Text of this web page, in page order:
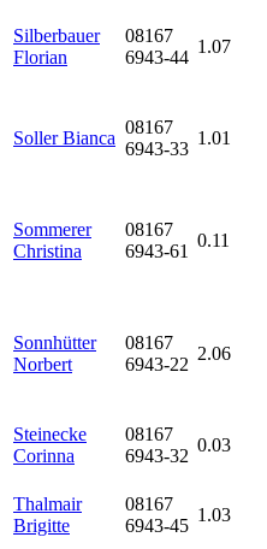
Silberbauer
Florian
08167
6943-44
1.07
Soller Bianca
08167
6943-33
1.01
Sommerer
Christina
08167
6943-61
0.11
Sonnhütter
Norbert
08167
6943-22
2.06
Steinecke
Corinna
08167
6943-32
0.03
Thalmair
Brigitte
08167
6943-45
1.03